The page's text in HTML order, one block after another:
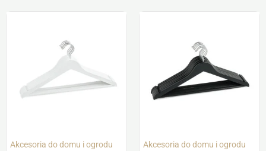
Akcesoria do domu i ogrodu Akcesoria do domu i ogrodu